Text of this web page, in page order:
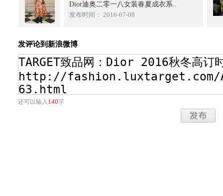
Dior迪奥二零一八女装春夏成衣系..
发布时间： 2016-07-08
发评论到新浪微博
还可以输入 140字